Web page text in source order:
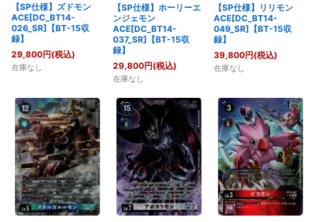
【SP仕様】ズドモン
ACE[DC_BT14-
026_SR]【BT-15収
録】
29,800円(税込)
在庫なし
【SP仕様】ホーリーエ
ンジェモン
ACE[DC_BT14-
037_SR]【BT-15収
録】
29,800円(税込)
在庫なし
【SP仕様】リリモン
ACE[DC_BT14-
049_SR]【BT-15収
録】
39,800円(税込)
在庫なし